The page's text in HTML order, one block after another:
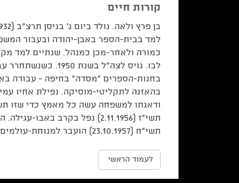
קורות חיים
למד בבית-הספר באבן-יהודה ובעבור
כמורה ולאחר-מכן כמנהל. שנתיים למד
לבו. גויס לצה"ל
בחנות-הספרים "מסדה" בחיפה - עבודה
ודאגתו למשפחה עשה כל מאמץ כדי שזו
תשי"ז (2.11.1956) נפל בקרב
תשי"ח (23.10.1957) הועבר למנוחת-עולמים בבת-הקברות הצבאי שעל הר-הרצל בירושלים.
לעמוד הראשי